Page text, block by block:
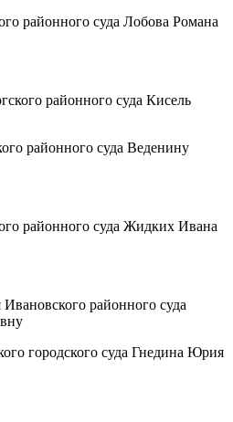
районного суда Лобова Романа
районного суда Кисель
районного суда Веденину
районного суда Жидких Ивана
Ивановского районного суда
городского суда Гнедина Юрия